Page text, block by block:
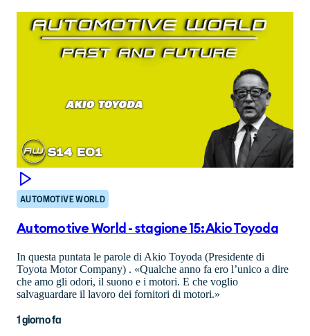
AUTOMOTIVE WORLD
Automotive World - stagione 15: Akio Toyoda
In questa puntata le parole di Akio Toyoda (Presidente di
Toyota Motor Company) . «Qualche anno fa ero l’unico a dire
che amo gli odori, il suono e i motori. E che voglio
salvaguardare il lavoro dei fornitori di motori.»
1 giorno fa